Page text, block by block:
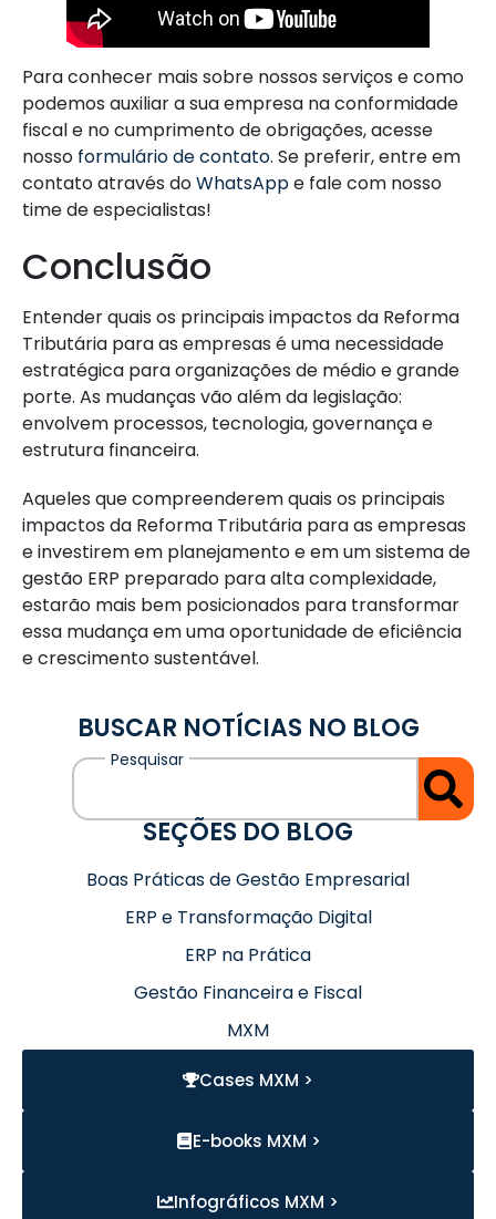
Para conhecer mais sobre nossos serviços e como
podemos auxiliar a sua empresa na conformidade
fiscal e no cumprimento de obrigações, acesse
nosso formulário de contato. Se preferir, entre em
contato através doWhatsAppe fale com nosso
time de especialistas!
Conclusão
Entender quais os principais impactos da Reforma
Tributária para as empresas é uma necessidade
estratégica para organizações de médio e grande
porte. As mudanças vão além da legislação:
envolvem processos, tecnologia, governança e
estrutura financeira.
Aqueles que compreenderem quais os principais
impactos da Reforma Tributária para as empresas
e investirem em planejamento e em um sistema de
gestão ERP preparado para alta complexidade,
estarão mais bem posicionados para transformar
essa mudança em uma oportunidade de eficiência
e crescimento sustentável.
BUSCAR NOTÍCIAS NO BLOG
SEÇÕES DO BLOG
Boas Práticas de Gestão Empresarial
ERP e Transformação Digital
ERP na Prática
Gestão Financeira e Fiscal
MXM
Cases MXM >
E-books MXM >
Infográficos MXM >